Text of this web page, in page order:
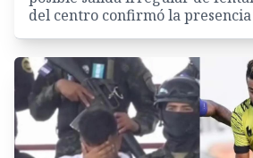
del centro confirmó la presencia